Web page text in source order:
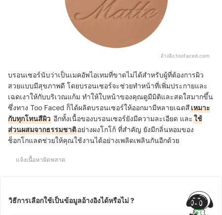
อ้างอิง:toofaced.com
บรอนเซอร์นับว่าเป็นเมคอัพไอเทมที่ขาดไม่ได้สำหรับผู้ที่ต้องการผิว
สวยแบบมีสุขภาพดี โดยบรอนเซอร์จะช่วยทำหน้าที่เพิ่มประกายและ
เฉดเงาให้กับบริเวณแก้ม ทำให้ใบหน้าของคุณดูมีมิติและสดใสมากขึ้น
ซึ่งทาง Too Faced ก็ได้ผลิตบรอนเซอร์ให้ออกมามีหลายเฉดสีเหมาะ
กับทุกโทนสีผิว อีกทั้งเนื้อของบรอนเซอร์ยังมีความละเอียด และใช้
ส่วนผสมจากธรรมชาติอย่างผงโกโก้ ที่สำคัญ ยังมีกลิ่นหอมของ
ช็อกโกแลตช่วยให้คุณใช้งานได้อย่างเพลิดเพลินกันอีกด้วย
แจ้งเนื้อหาผิดพลาด
วิธีการเลือกใช้เป็นข้อมูลอ้างอิงได้หรือไม่ ?